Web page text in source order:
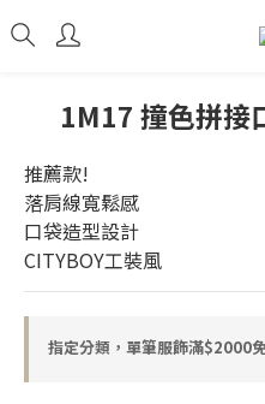
1M17 撞色拼接
推薦款!
落肩線寬鬆感
口袋造型設計
CITYBOY工裝風
指定分類，單筆服飾滿$2000